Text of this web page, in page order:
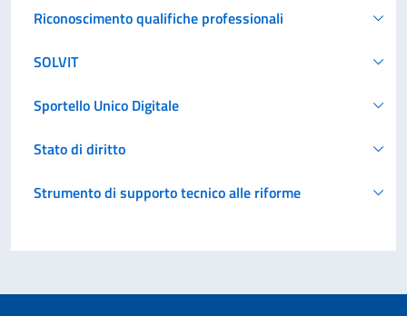
Riconoscimento qualifiche professionali
SOLVIT
Sportello Unico Digitale
Stato di diritto
Strumento di supporto tecnico alle riforme